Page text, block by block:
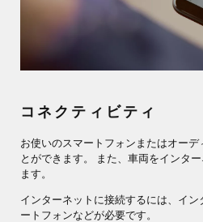
コネクティビティ
お使いのスマートフォンまたはオーデ
とができます。 また、車両をインタ
ます。
インターネットに接続するには、イ
ートフォンなどが必要です。